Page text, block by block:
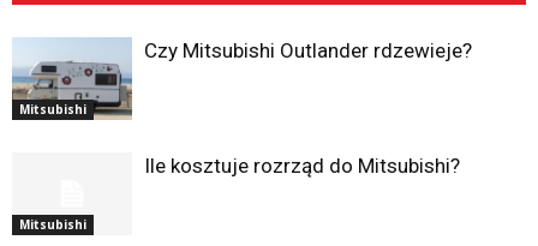
Mitsubishi
Czy Mitsubishi Outlander rdzewieje?
Mitsubishi
Ile kosztuje rozrząd do Mitsubishi?